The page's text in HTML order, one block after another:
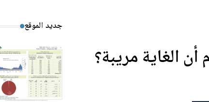
الغاية مريبة؟
جديد الموقع